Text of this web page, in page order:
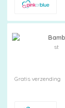
vergelijken
st
Gratis verzending